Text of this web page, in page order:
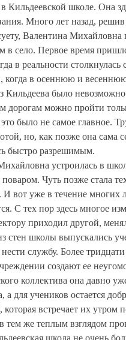
Кильдеевской школе. Она
Много лет назад,
Валентина Михайловна
в село. Первое время
в реальности столкнулась
когда в осеннюю и
Кильдеева было
дорогам можно пройти
было не самое главное.
но, как позже она сама
быстро разрешимым.
устроилась в
поваром. Чуть позже стала
И вот уже в течение многих
С тех пор здесь многое
приходил другой,
стен школы выпускались
службу. Более
создают ее
коллектива она давно
а для учеников остается
которая встречает их утром
тем же теплым взглядом
школа не очень